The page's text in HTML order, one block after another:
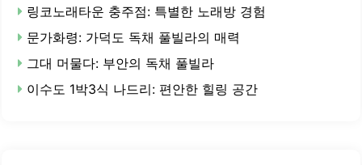
링코노래타운 충주점: 특별한 노래방 경험
문가화령: 가덕도 독채 풀빌라의 매력
그대 머물다: 부안의 독채 풀빌라
이수도 1박3식 나드리: 편안한 힐링 공간